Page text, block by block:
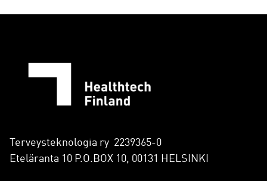
Terveysteknologia ry 2239365-0
Eteläranta 10 P.O.BOX 10, 00131 HELSINKI